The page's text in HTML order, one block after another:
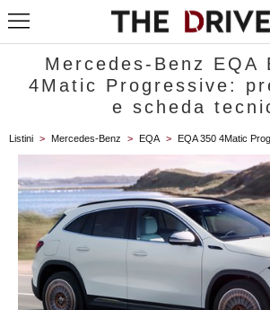
Mercedes-Benz EQA
4Matic Progressive:
e scheda
Listini > Mercedes-Benz > EQA > EQA 350 4Matic